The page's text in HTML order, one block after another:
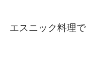
エスニック料理